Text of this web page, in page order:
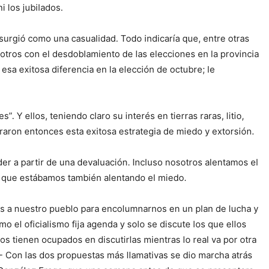
los jubilados.
como una casualidad. Todo indicaría que, entre otras
con el desdoblamiento de las elecciones en la provincia
exitosa diferencia en la elección de octubre; le
Y ellos, teniendo claro su interés en tierras raras, litio,
entonces esta exitosa estrategia de miedo y extorsión.
partir de una devaluación. Incluso nosotros alentamos el
estábamos también alentando el miedo.
pueblo para encolumnarnos en un plan de lucha y
el oficialismo fija agenda y solo se discute los que ellos
ocupados en discutirlas mientras lo real va por otra
las dos propuestas más llamativas se dio marcha atrás